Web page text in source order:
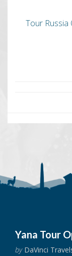
Tour
Yana Tour
byDaVinci